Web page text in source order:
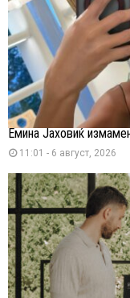
Емина Јаховиќ
11:01 - 6 август, 2026